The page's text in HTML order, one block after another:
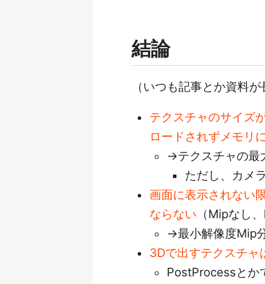
結論
（いつも記事とか資料
テクスチャのサイズ
ロードされずメモリ
→テクスチャの最
ただし、カメ
画面に表示されない
ならない （Mipなし
→最小解像度Mip
3Dで出すテクスチ
PostProcessとか